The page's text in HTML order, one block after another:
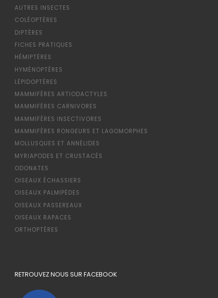
AUTRES INSECTES
COLÉOPTÈRES
DIPTÈRES
FICHES PRATIQUES
HÉMIPTÈRES
HYMÉNOPTÈRES
LÉPIDOPTÈRES
MAMMIFÈRES ARTIODACTYLES
MAMMIFÈRES CARNIVORES
MAMMIFÈRES INSECTIVORES
MAMMIFÈRES RONGEURS ET LAGOMORPHES
MOLLUSQUES ET ANNÉLIDES
MYRIAPODES ET CRUSTACÉS
ODONATES
OISEAUX ÉCHASSIERS
OISEAUX PALMIPÈDES
OISEAUX PASSEREAUX
OISEAUX RAPACES
ORTHOPTÈRES
RETROUVEZ NOUS SUR FACEBOOK